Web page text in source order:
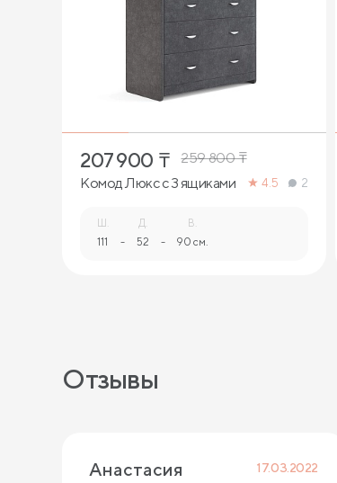
207 900 ₸ 259 800₸
Комод Люкс с 3 ящиками
4.5 2
111 -
Д.
52 -
В.
90 см.
Отзывы
Анастасия 17.03.2022